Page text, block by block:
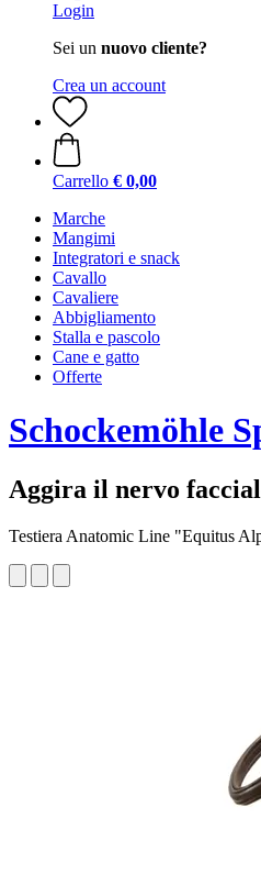
Login
Sei un nuovo cliente?
Crea un account
Carrello € 0,00
Marche
Mangimi
Integratori e snack
Cavallo
Cavaliere
Abbigliamento
Stalla e pascolo
Cane e gatto
Offerte
Schockemöhle
Aggira il nervo
Testiera Anatomic Line "Equitus